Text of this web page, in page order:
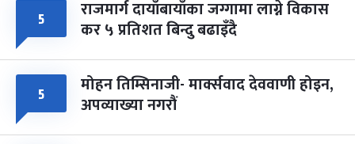
५ राजमार्ग दायाँबायाँका जग्गामा लाग्ने विकास
कर ५ प्रतिशत बिन्दु बढाइँदै
५ मोहन तिम्सिनाजी- मार्क्सवाद देववाणी होइन,
अपव्याख्या नगरौं